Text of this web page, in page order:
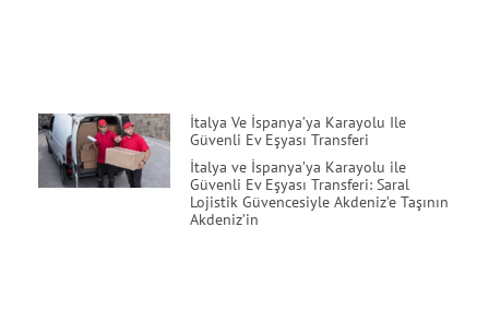
İtalya Ve İspanya’ya Karayolu Ile
Güvenli Ev Eşyası Transferi
İtalya ve İspanya’ya Karayolu ile
Güvenli Ev Eşyası Transferi: Saral
Lojistik Güvencesiyle Akdeniz’e Taşının
Akdeniz’in